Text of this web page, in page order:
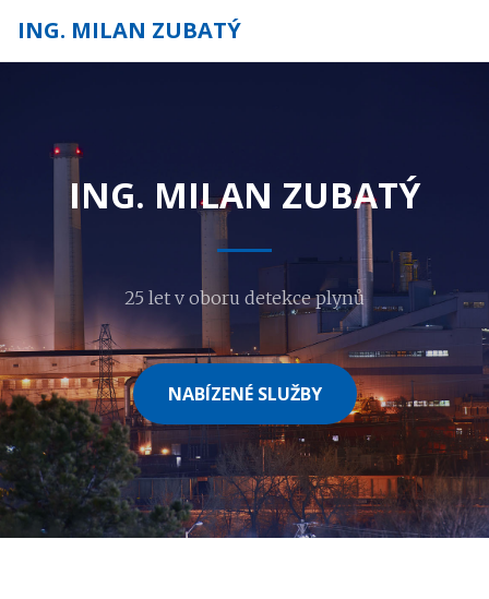
ING. MILAN ZUBATÝ
ING. MILAN ZUBATÝ
25 let v oboru detekce plynů
NABÍZENÉ SLUŽBY